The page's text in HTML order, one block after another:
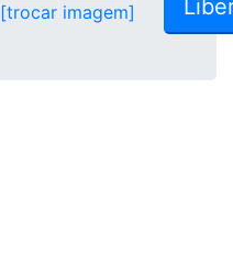
[trocar imagem]